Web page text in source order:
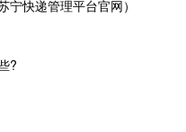
快递管理平台官网）
?